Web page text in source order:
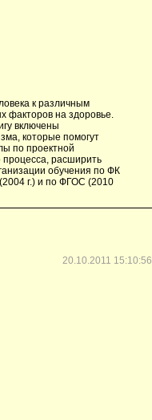
к различным
факторов на здоровье.
включены
которые помогут
по проектной
процесса, расширить
обучения по ФК
г.) и по ФГОС (2010
20.10.2011 15:10:56